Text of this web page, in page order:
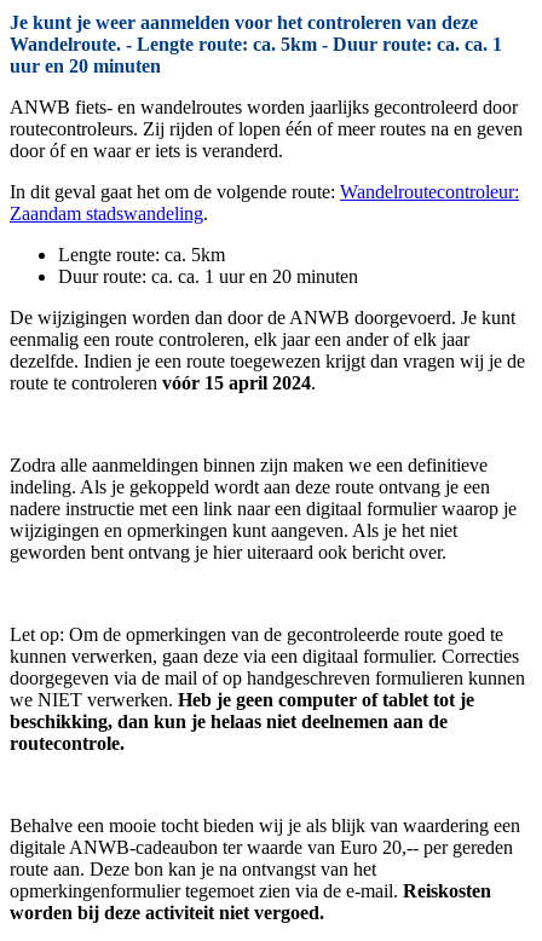
Je kunt je weer aanmelden voor het controleren van deze
Wandelroute. - Lengte route: ca. 5km - Duur route: ca. ca. 1
uur en 20 minuten
ANWB fiets- en wandelroutes worden jaarlijks gecontroleerd door
routecontroleurs. Zij rijden of lopen één of meer routes na en geven
door óf en waar er iets is veranderd.
In dit geval gaat het om de volgende route: Wandelroutecontroleur:
Zaandam stadswandeling.
Lengte route: ca. 5km
Duur route: ca. ca. 1 uur en 20 minuten
De wijzigingen worden dan door de ANWB doorgevoerd. Je kunt
eenmalig een route controleren, elk jaar een ander of elk jaar
dezelfde. Indien je een route toegewezen krijgt dan vragen wij je de
route te controleren vóór 15 april 2024.
Zodra alle aanmeldingen binnen zijn maken we een definitieve
indeling. Als je gekoppeld wordt aan deze route ontvang je een
nadere instructie met een link naar een digitaal formulier waarop je
wijzigingen en opmerkingen kunt aangeven. Als je het niet
geworden bent ontvang je hier uiteraard ook bericht over.
Let op: Om de opmerkingen van de gecontroleerde route goed te
kunnen verwerken, gaan deze via een digitaal formulier. Correcties
doorgegeven via de mail of op handgeschreven formulieren kunnen
we NIET verwerken. Heb je geen computer of tablet tot je
beschikking, dan kun je helaas niet deelnemen aan de
routecontrole.
Behalve een mooie tocht bieden wij je als blijk van waardering een
digitale ANWB-cadeaubon ter waarde van Euro 20,-- per gereden
route aan. Deze bon kan je na ontvangst van het
opmerkingenformulier tegemoet zien via de e-mail. Reiskosten
worden bij deze activiteit niet vergoed.